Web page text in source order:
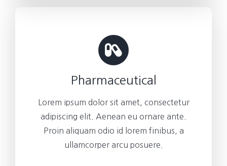
Pharmaceutical
Lorem ipsum dolor sit amet, consectetur
adipiscing elit. Aenean eu ornare ante.
Proin aliquam odio id lorem finibus, a
ullamcorper arcu posuere.